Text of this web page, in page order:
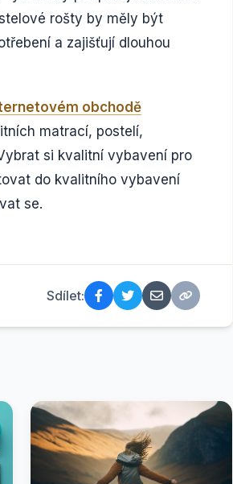
rošty by měly být
a zajišťují dlouhou
obchodě
matrací, postelí,
si kvalitní vybavení pro
do kvalitního vybavení
se.
Sdílet: